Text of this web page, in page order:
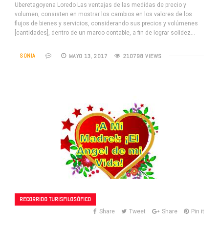
Uberetagoyena Loredo Las ventajas de las medidas de precio y
volumen, consisten en mostrar los cambios en los valores de los
flujos de bienes y servicios, considerando sus precios y volúmenes
[cantidades], dentro de un marco contable, a fin de lograr solidez…
SONIA MAYO 13, 2017 210798 VIEWS
RECORRIDO TURISFILOSÓFICO
Share Tweet Share Pin it